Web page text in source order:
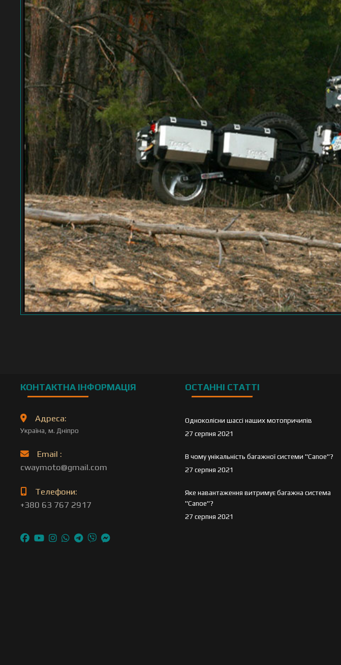
КОНТАКТНА ІНФОРМАЦІЯ
Адреса:
Україна, м. Дніпро
Email :
cwaymoto@gmail.com
Телефони:
+380 63 767 2917
ОСТАННІ СТАТТІ
Одноколісни шассі наших мотопричипів
27 серпня 2021
В чому унікальність багажної системи "Canoe"?
27 серпня 2021
Яке навантаження витримує багажна система
"Canoe"?
27 серпня 2021